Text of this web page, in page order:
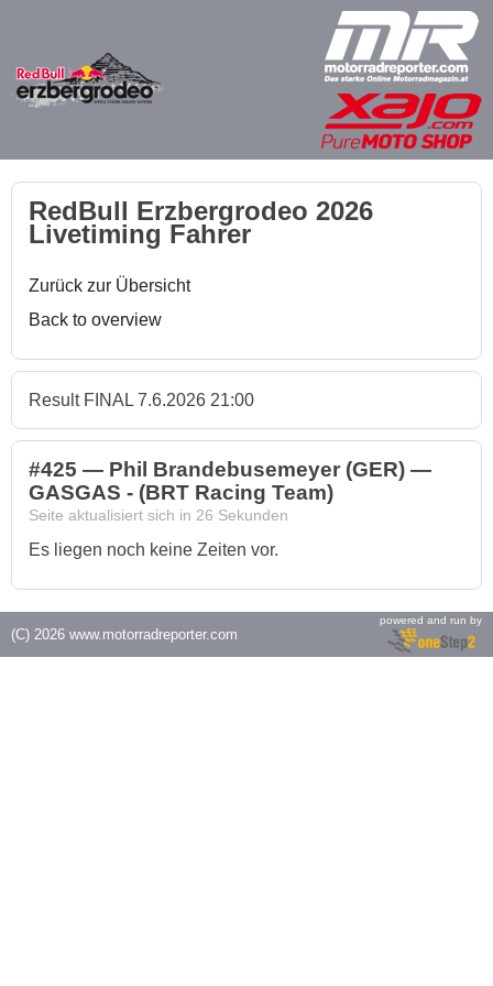
RedBull Erzbergrodeo 2026
Livetiming Fahrer
Zurück zur Übersicht
Back to overview
Result FINAL 7.6.2026 21:00
#425 — Phil Brandebusemeyer (GER) —
GASGAS - (BRT Racing Team)
Seite aktualisiert sich in 26 Sekunden
Es liegen noch keine Zeiten vor.
powered and run by
(C) 2026 www.motorradreporter.com